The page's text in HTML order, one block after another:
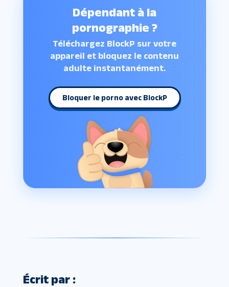
Dépendant à la
pornographie ?
Téléchargez BlockP sur votre
appareil et bloquez le contenu
adulte instantanément.
Bloquer le porno avec BlockP
Écrit par :